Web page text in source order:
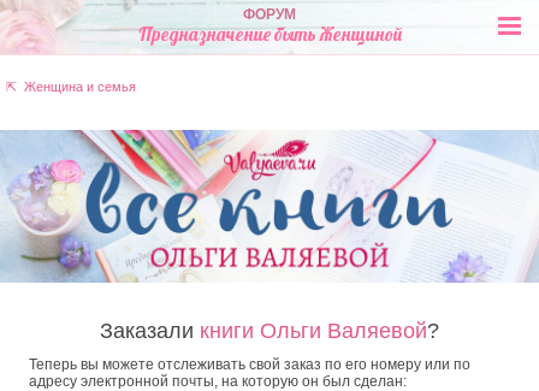
ФОРУМ
Предназначение быть Женщиной
⇱ Женщина и семья
Заказали книги Ольги Валяевой?
Теперь вы можете отслеживать свой заказ по его номеру или по
адресу электронной почты, на которую он был сделан: